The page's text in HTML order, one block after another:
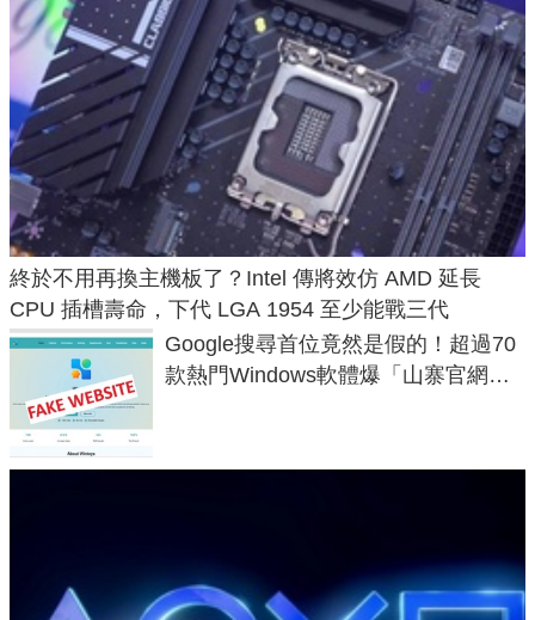
終於不用再換主機板了？Intel 傳將效仿 AMD 延長
CPU 插槽壽命，下代 LGA 1954 至少能戰三代
Google搜尋首位竟然是假的！超過70
款熱門Windows軟體爆「山寨官網」